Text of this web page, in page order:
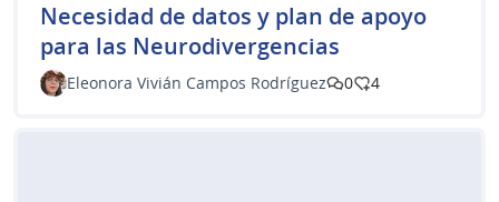
​Necesidad de datos y plan de apoyo
para las Neurodivergencias
Eleonora Vivián Campos Rodríguez 0 4